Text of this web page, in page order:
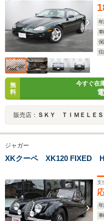
年
車
保
住
無
料
今すぐ在
販売店： ＳＫＹ ＴＩＭＥＬＥＳＳ Ｎｉ
ジャガー
XKクーペ XK120 FIXED
支
年
車